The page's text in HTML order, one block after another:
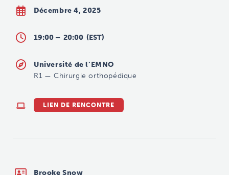
Décembre 4, 2025
19:00 – 20:00 (EST)
Université de l’EMNO
R1 — Chirurgie orthopédique
LIEN DE RENCONTRE
Brooke Snow